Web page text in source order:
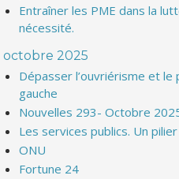
Entraîner les PME dans la
nécessité.
octobre 2025
Dépasser l’ouvriérisme et
gauche
Nouvelles 293- Octobre
Les services publics. Un
ONU
Fortune 24